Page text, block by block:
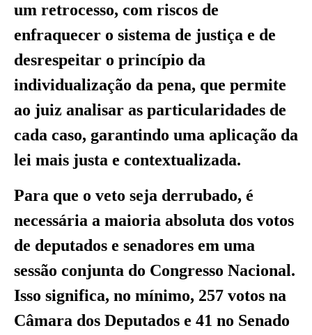
um retrocesso, com riscos de
enfraquecer o sistema de justiça e de
desrespeitar o princípio da
individualização da pena, que permite
ao juiz analisar as particularidades de
cada caso, garantindo uma aplicação da
lei mais justa e contextualizada.
Para que o veto seja derrubado, é
necessária a maioria absoluta dos votos
de deputados e senadores em uma
sessão conjunta do Congresso Nacional.
Isso significa, no mínimo, 257 votos na
Câmara dos Deputados e 41 no Senado